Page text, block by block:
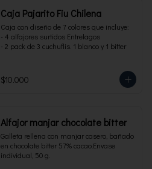
Caja Pajarito Fiu Chilena
Caja con diseño de 7 colores que incluye:
- 4 alfajores surtidos Entrelagos
- 2 pack de 3 cuchuflis. 1 blanco y 1 bitter
$10.000
Alfajor manjar chocolate bitter
Galleta rellena con manjar casero, bañado
en chocolate bitter 57% cacao.Envase
individual, 50 g.